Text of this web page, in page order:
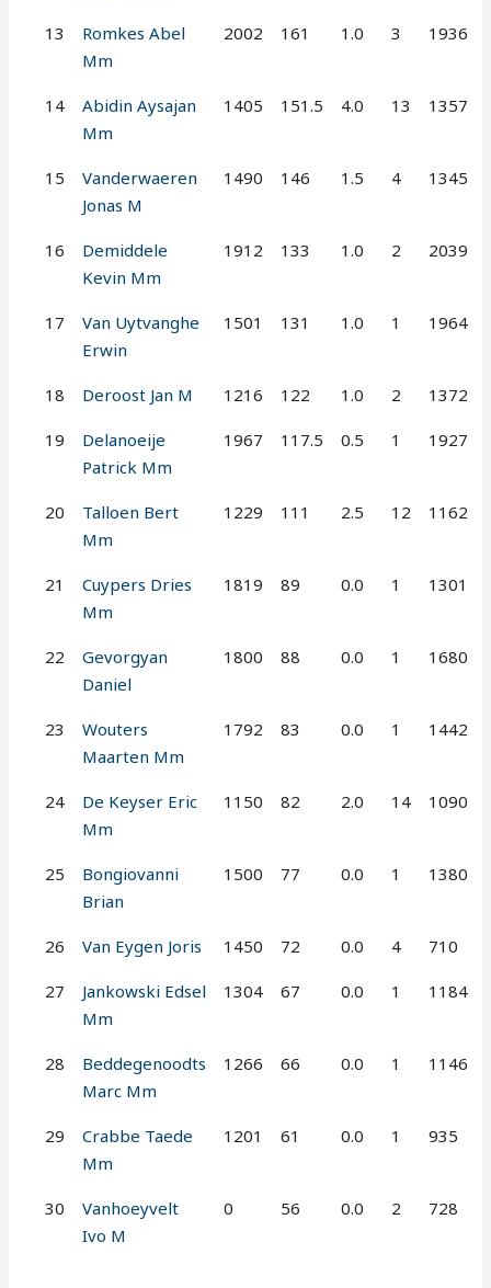
13
Romkes Abel
Mm
2002 161 1.0 3 1936
14
Abidin Aysajan
Mm
1405 151.5 4.0 13 1357
15
Vanderwaeren
Jonas M
1490 146 1.5 4 1345
16
Demiddele
Kevin Mm
1912 133 1.0 2 2039
17
Van Uytvanghe
Erwin
1501 131 1.0 1 1964
18 Deroost Jan M 1216 122 1.0 2 1372
19
Delanoeije
Patrick Mm
1967 117.5 0.5 1 1927
20
Talloen Bert
Mm
1229 111 2.5 12 1162
21
Cuypers Dries
Mm
1819 89 0.0 1 1301
22
Gevorgyan
Daniel
1800 88 0.0 1 1680
23
Wouters
Maarten Mm
1792 83 0.0 1 1442
24
De Keyser Eric
Mm
1150 82 2.0 14 1090
25
Bongiovanni
Brian
1500 77 0.0 1 1380
26 Van Eygen Joris 1450 72 0.0 4 710
27
Jankowski Edsel
Mm
1304 67 0.0 1 1184
28
Beddegenoodts
Marc Mm
1266 66 0.0 1 1146
29
Crabbe Taede
Mm
1201 61 0.0 1 935
30
Vanhoeyvelt
Ivo M
0 56 0.0 2 728